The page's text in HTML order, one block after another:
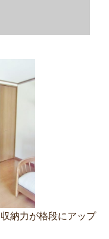
納力が格段にアップ